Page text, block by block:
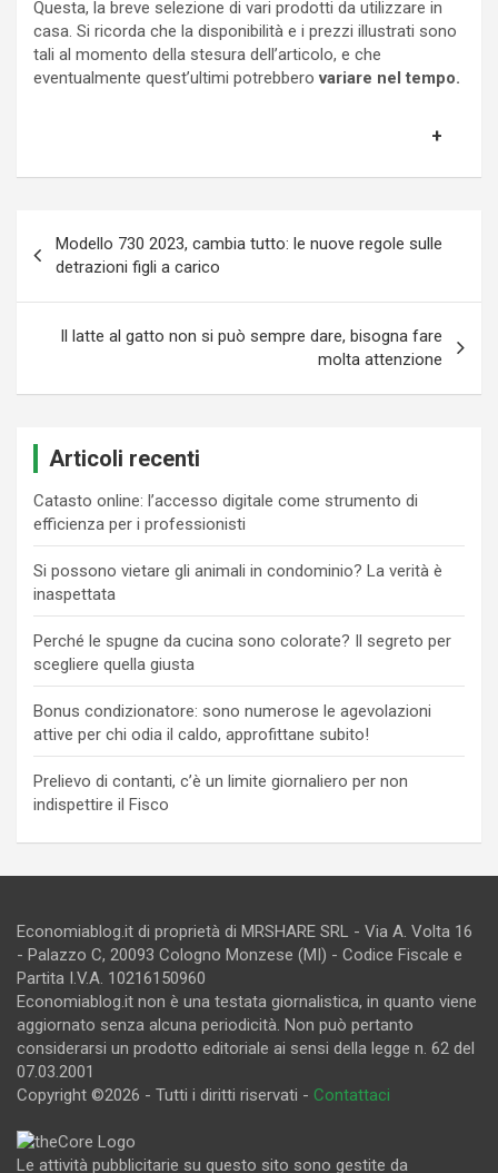
Questa, la breve selezione di vari prodotti da utilizzare in
casa. Si ricorda che la disponibilità e i prezzi illustrati sono
tali al momento della stesura dell’articolo, e che
eventualmente quest’ultimi potrebberovariare nel tempo.
articoli
Modello 730 2023, cambia tutto: le nuove regole sulle
detrazioni figli a carico
Il latte al gatto non si può sempre dare, bisogna fare
molta attenzione
Articoli recenti
Catasto online: l’accesso digitale come strumento di
efficienza per i professionisti
Si possono vietare gli animali in condominio? La verità è
inaspettata
Perché le spugne da cucina sono colorate? Il segreto per
scegliere quella giusta
Bonus condizionatore: sono numerose le agevolazioni
attive per chi odia il caldo, approfittane subito!
Prelievo di contanti, c’è un limite giornaliero per non
indispettire il Fisco
Economiablog.it di proprietà di MRSHARE SRL - Via A. Volta 16
- Palazzo C, 20093 Cologno Monzese (MI) - Codice Fiscale e
Partita I.V.A. 10216150960
Economiablog.it non è una testata giornalistica, in quanto viene
aggiornato senza alcuna periodicità. Non può pertanto
considerarsi un prodotto editoriale ai sensi della legge n. 62 del
07.03.2001
Copyright ©2026 - Tutti i diritti riservati - Contattaci
Le attività pubblicitarie su questo sito sono gestite da